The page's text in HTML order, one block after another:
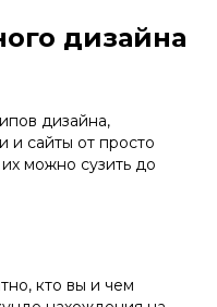
дизайна
дизайна,
и сайты от просто
можно сузить до
кто вы и чем